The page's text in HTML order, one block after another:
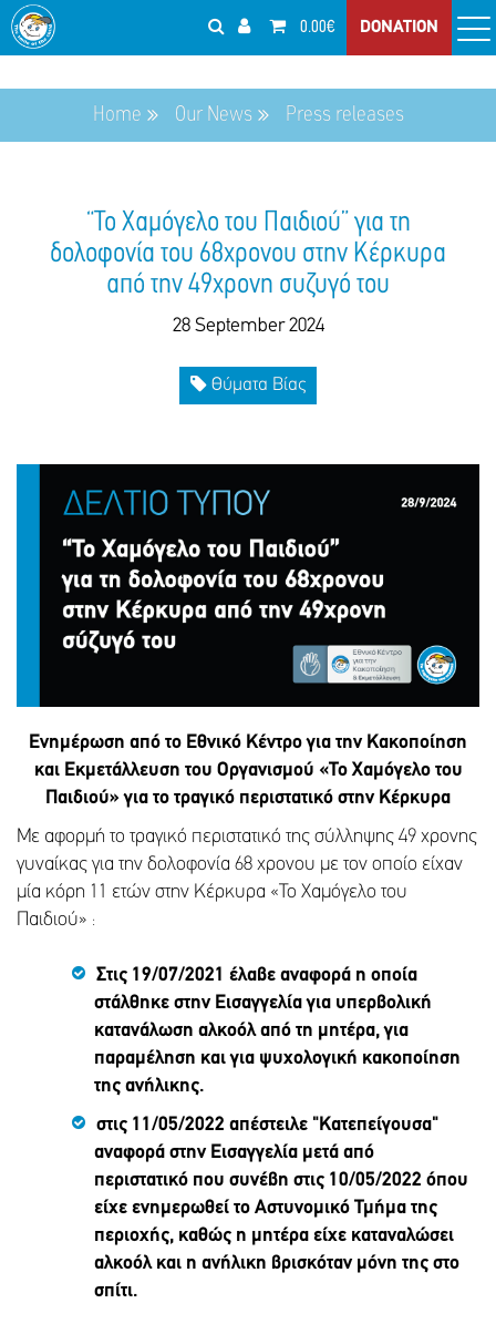
0.00€ DONATION
Home Our News Press releases
“Το Χαμόγελο του Παιδιού” για τη
δολοφονία του 68χρονου στην Κέρκυρα
από την 49χρονη συζυγό του
28 September 2024
Θύματα Βίας
Ενημέρωση από το Εθνικό Κέντρο για την Κακοποίηση
και Εκμετάλλευση του Οργανισμού «Το Χαμόγελο του
Παιδιού» για το τραγικό περιστατικό στην Κέρκυρα
Με αφορμή το τραγικό περιστατικό της σύλληψης 49 χρονης
γυναίκας για την δολοφονία 68 χρονου με τον οποίο είχαν
μία κόρη 11 ετών στην Κέρκυρα «Το Χαμόγελο του
Παιδιού» :
Στις 19/07/2021 έλαβε αναφορά η οποία
στάλθηκε στην Εισαγγελία για υπερβολική
κατανάλωση αλκοόλ από τη μητέρα, για
παραμέληση και για ψυχολογική κακοποίηση
της ανήλικης.
στις 11/05/2022 απέστειλε "Κατεπείγουσα"
αναφορά στην Εισαγγελία μετά από
περιστατικό που συνέβη στις 10/05/2022 όπου
είχε ενημερωθεί το Αστυνομικό Τμήμα της
περιοχής, καθώς η μητέρα είχε καταναλώσει
αλκοόλ και η ανήλικη βρισκόταν μόνη της στο
σπίτι.